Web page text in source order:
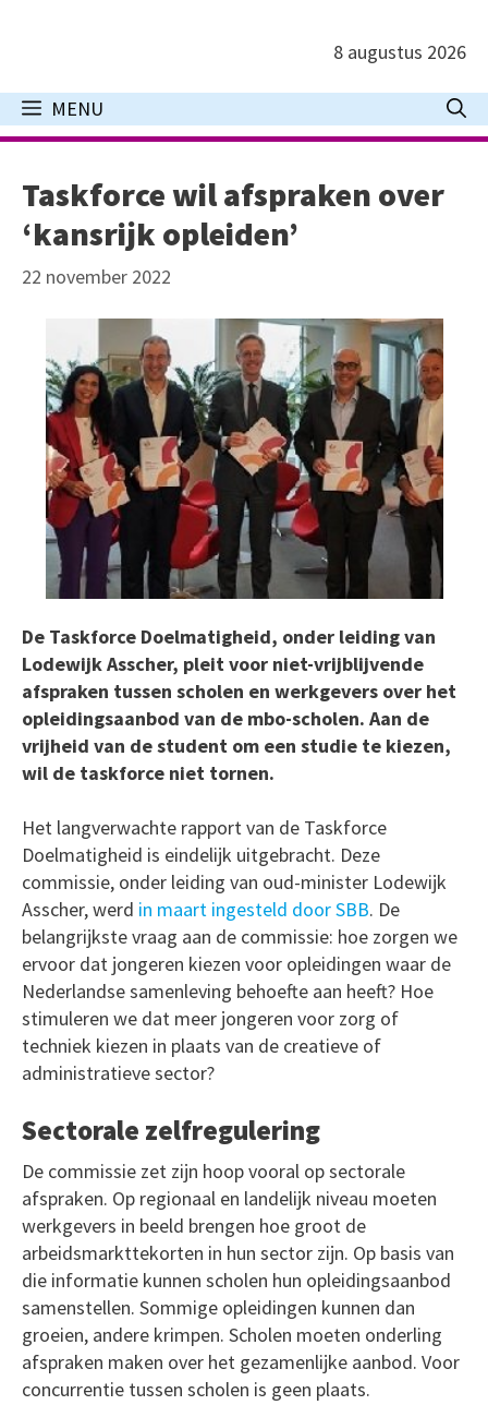
inhoud
8 augustus 2026
MENU
Taskforce wil afspraken over
‘kansrijk opleiden’
22 november 2022
De Taskforce Doelmatigheid, onder leiding van
Lodewijk Asscher, pleit voor niet-vrijblijvende
afspraken tussen scholen en werkgevers over het
opleidingsaanbod van de mbo-scholen. Aan de
vrijheid van de student om een studie te kiezen,
wil de taskforce niet tornen.
Het langverwachte rapport van de Taskforce
Doelmatigheid is eindelijk uitgebracht. Deze
commissie, onder leiding van oud-minister Lodewijk
Asscher, werd in maart ingesteld door SBB. De
belangrijkste vraag aan de commissie: hoe zorgen we
ervoor dat jongeren kiezen voor opleidingen waar de
Nederlandse samenleving behoefte aan heeft? Hoe
stimuleren we dat meer jongeren voor zorg of
techniek kiezen in plaats van de creatieve of
administratieve sector?
Sectorale zelfregulering
De commissie zet zijn hoop vooral op sectorale
afspraken. Op regionaal en landelijk niveau moeten
werkgevers in beeld brengen hoe groot de
arbeidsmarkttekorten in hun sector zijn. Op basis van
die informatie kunnen scholen hun opleidingsaanbod
samenstellen. Sommige opleidingen kunnen dan
groeien, andere krimpen. Scholen moeten onderling
afspraken maken over het gezamenlijke aanbod. Voor
concurrentie tussen scholen is geen plaats.